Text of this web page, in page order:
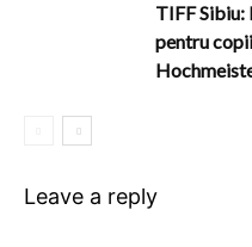
TIFF Sibiu:
pentru
Leave a reply